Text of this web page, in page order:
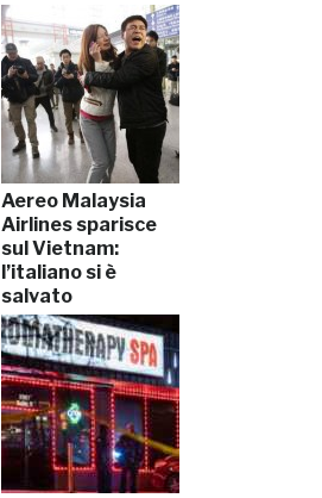
Aereo Malaysia
Airlines sparisce
sul Vietnam:
l’italiano si è
salvato